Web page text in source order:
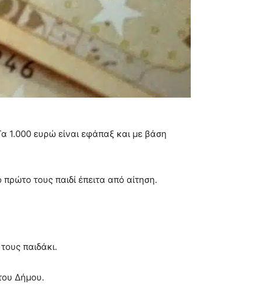
1.000 ευρώ είναι εφάπαξ και με βάση
τους παιδί έπειτα από αίτηση.
παιδάκι.
Δήμου.